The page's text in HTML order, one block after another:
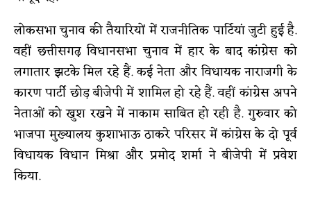
लोकसभा चुनाव की तैयारियों में राजनीतिक पार्टियां जुटी हुई है.
वहीं छत्तीसगढ़ विधानसभा चुनाव में हार के बाद कांग्रेस को
लगातार झटके मिल रहे हैं. कई नेता और विधायक नाराजगी के
कारण पार्टी छोड़ बीजेपी में शामिल हो रहे हैं. वहीं कांग्रेस अपने
नेताओं को खुश रखने में नाकाम साबित हो रही है. गुरुवार को
भाजपा मुख्यालय कुशाभाऊ ठाकरे परिसर में कांग्रेस के दो पूर्व
विधायक विधान मिश्रा और प्रमोद शर्मा ने बीजेपी में प्रवेश
किया.